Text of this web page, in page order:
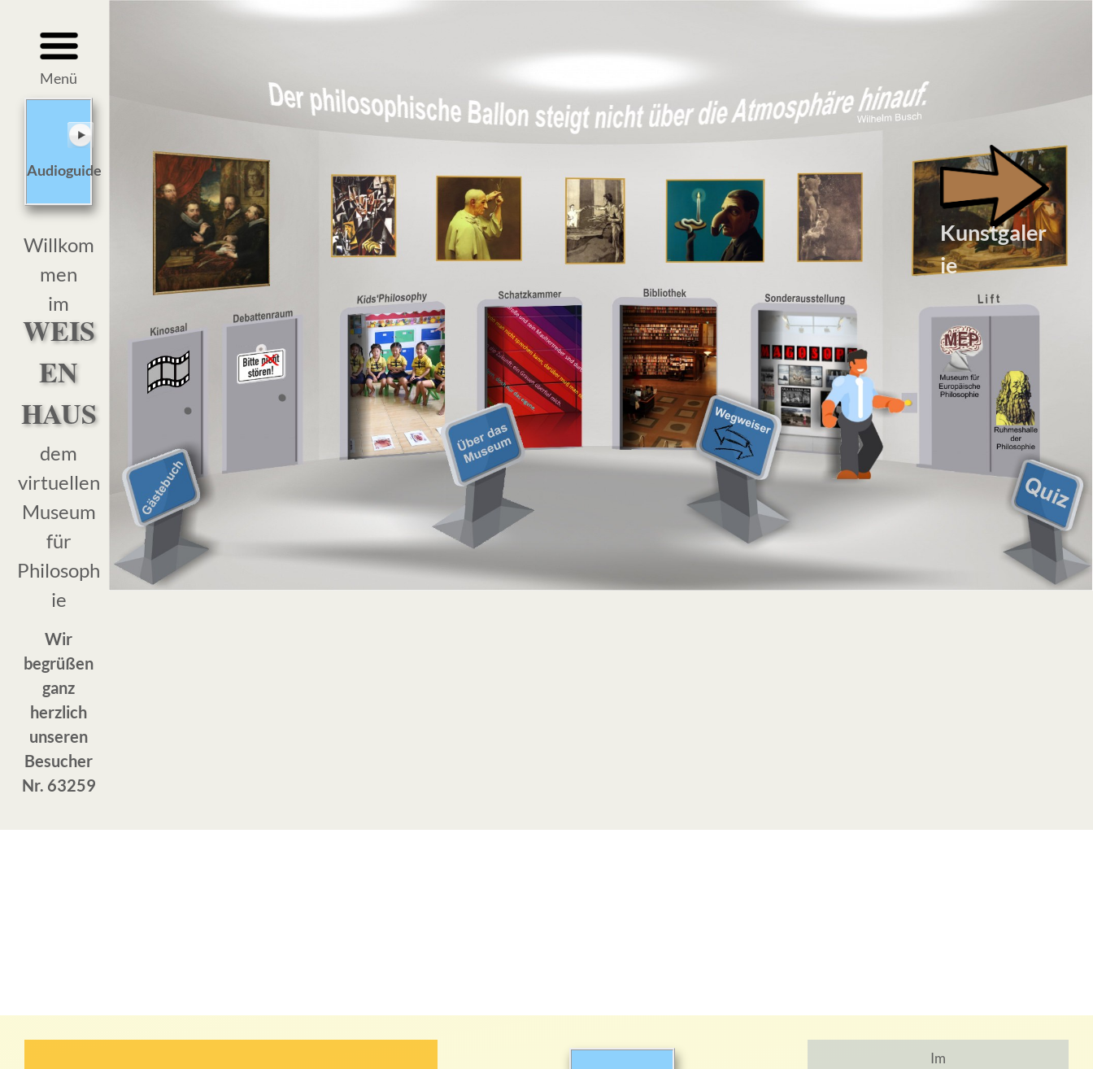
Kunstgaler
ie
Menü
Audioguide
Willkom
men
im
WEIS
EN
HAUS
dem
virtuellen
Museum
für
Philosoph
ie
Wir
begrüßen
ganz
herzlich
unseren
Besucher
Nr. 63259
Im